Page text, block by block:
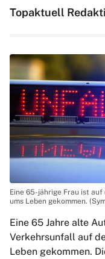
Topaktuell
Eine 65-jährige Frau ist
ums Leben gekommen.
Eine 65 Jahre alte
Verkehrsunfall auf
Leben gekommen.